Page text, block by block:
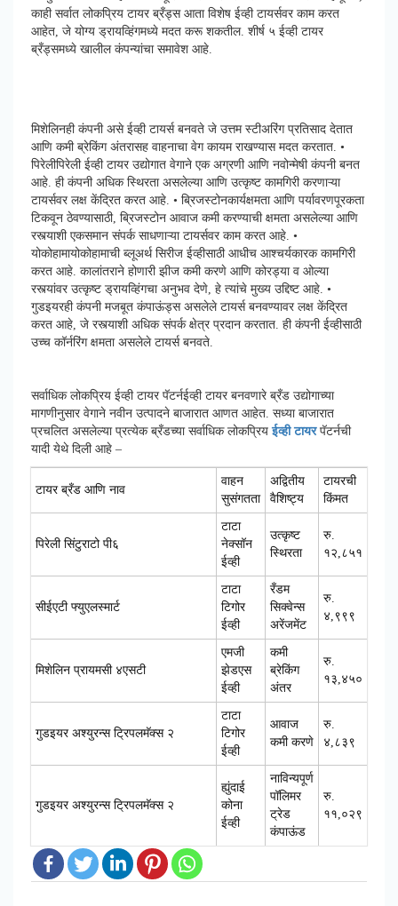
काही सर्वात लोकप्रिय टायर ब्रँड्स आता विशेष ईव्ही टायर्सवर काम करत
आहेत, जे योग्य ड्रायव्हिंगमध्ये मदत करू शकतील. शीर्ष ५ ईव्ही टायर
ब्रँड्समध्ये खालील कंपन्यांचा समावेश आहे.
मिशेलिनही कंपनी असे ईव्ही टायर्स बनवते जे उत्तम स्टीअरिंग प्रतिसाद देतात
आणि कमी ब्रेकिंग अंतरासह वाहनाचा वेग कायम राखण्यास मदत करतात. •
पिरेलीपिरेली ईव्ही टायर उद्योगात वेगाने एक अग्रणी आणि नवोन्मेषी कंपनी बनत
आहे. ही कंपनी अधिक स्थिरता असलेल्या आणि उत्कृष्ट कामगिरी करणाऱ्या
टायर्सवर लक्ष केंद्रित करत आहे. • ब्रिजस्टोनकार्यक्षमता आणि पर्यावरणपूरकता
टिकवून ठेवण्यासाठी, ब्रिजस्टोन आवाज कमी करण्याची क्षमता असलेल्या आणि
रस्त्याशी एकसमान संपर्क साधणाऱ्या टायर्सवर काम करत आहे. •
योकोहामायोकोहामाची ब्लूअर्थ सिरीज ईव्हीसाठी आधीच आश्चर्यकारक कामगिरी
करत आहे. कालांतराने होणारी झीज कमी करणे आणि कोरड्या व ओल्या
रस्त्यांवर उत्कृष्ट ड्रायव्हिंगचा अनुभव देणे, हे त्यांचे मुख्य उद्दिष्ट आहे. •
गुडइयरही कंपनी मजबूत कंपाऊंड्स असलेले टायर्स बनवण्यावर लक्ष केंद्रित
करत आहे, जे रस्त्याशी अधिक संपर्क क्षेत्र प्रदान करतात. ही कंपनी ईव्हीसाठी
उच्च कॉर्नरिंग क्षमता असलेले टायर्स बनवते.
सर्वाधिक लोकप्रिय ईव्ही टायर पॅटर्नईव्ही टायर बनवणारे ब्रँड उद्योगाच्या
मागणीनुसार वेगाने नवीन उत्पादने बाजारात आणत आहेत. सध्या बाजारात
प्रचलित असलेल्या प्रत्येक ब्रँडच्या सर्वाधिक लोकप्रियईव्ही टायरपॅटर्नची
यादी येथे दिली आहे –
टायर ब्रँड आणि नाव
वाहन
सुसंगतता
अद्वितीय
वैशिष्ट्य
टायरची
किंमत
पिरेली सिंटुराटो पी६
टाटा
नेक्सॉन
ईव्ही
उत्कृष्ट
स्थिरता
रु.
१२,८५१
सीईएटी फ्युएलस्मार्ट
टाटा
टिगोर
ईव्ही
रँडम
सिक्वेन्स
अरेंजमेंट
रु.
४,९९९
मिशेलिन प्रायमसी ४एसटी
एमजी
झेडएस
ईव्ही
कमी
ब्रेकिंग
अंतर
रु.
१३,४५०
गुडइयर अश्युरन्स ट्रिपलमॅक्स २
टाटा
टिगोर
ईव्ही
आवाज
कमी करणे
रु.
४,८३९
गुडइयर अश्युरन्स ट्रिपलमॅक्स २
ह्युंदाई
कोना
ईव्ही
नाविन्यपूर्ण
पॉलिमर
ट्रेड
कंपाऊंड
रु.
११,०२९